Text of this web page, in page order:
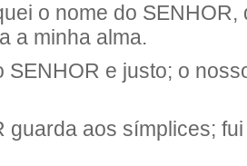
o nome do SENHOR,
a minha alma.
SENHOR e justo; o
guarda aos símplices;